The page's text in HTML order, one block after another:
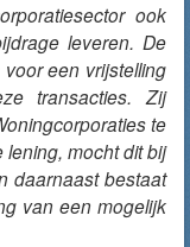
ook
leveren. De
een vrijstelling
transacties. Zij
te
mocht dit bij
daarnaast bestaat
van een mogelijk